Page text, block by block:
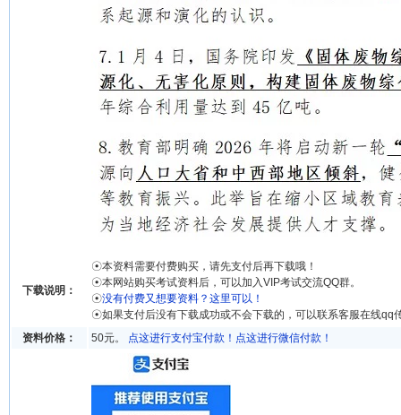
下载说明：
☉本资料需要付费购买，请先支付后再下载哦！
☉本网站购买考试资料后，可以加入VIP考试交流QQ群。
☉没有付费又想要资料？这里可以！
☉如果支付后没有下载成功或不会下载的，可以联系客服在线qq
资料价格：
50元。 点这进行支付宝付款！ 点这进行微信付款！